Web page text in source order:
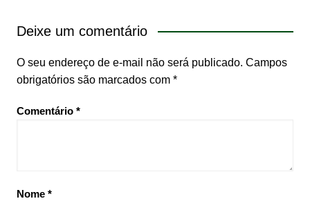
Deixe um comentário
O seu endereço de e-mail não será publicado. Campos
obrigatórios são marcados com *
Comentário *
Nome *